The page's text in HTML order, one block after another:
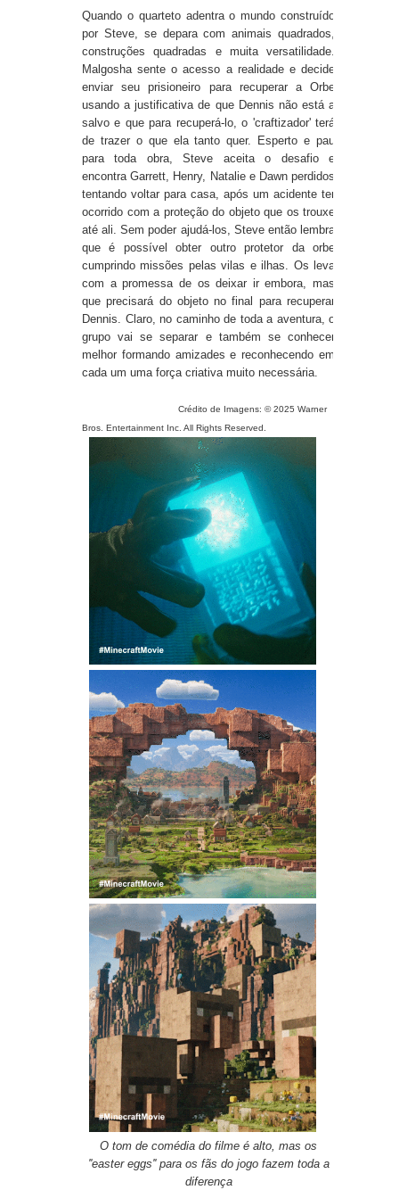
Quando o quarteto adentra o mundo construído
por Steve, se depara com animais quadrados,
construções quadradas e muita versatilidade.
Malgosha sente o acesso a realidade e decide
enviar seu prisioneiro para recuperar a Orbe
usando a justificativa de que Dennis não está a
salvo e que para recuperá-lo, o 'craftizador' terá
de trazer o que ela tanto quer. Esperto e pau
para toda obra, Steve aceita o desafio e
encontra Garrett, Henry, Natalie e Dawn perdidos
tentando voltar para casa, após um acidente ter
ocorrido com a proteção do objeto que os trouxe
até ali. Sem poder ajudá-los, Steve então lembra
que é possível obter outro protetor da orbe
cumprindo missões pelas vilas e ilhas. Os leva
com a promessa de os deixar ir embora, mas
que precisará do objeto no final para recuperar
Dennis. Claro, no caminho de toda a aventura, o
grupo vai se separar e também se conhecer
melhor formando amizades e reconhecendo em
cada um uma força criativa muito necessária.
Crédito de Imagens: © 2025 Warner
Bros. Entertainment Inc. All Rights Reserved.
O tom de comédia do filme é alto, mas os
''easter eggs'' para os fãs do jogo fazem toda a
diferença